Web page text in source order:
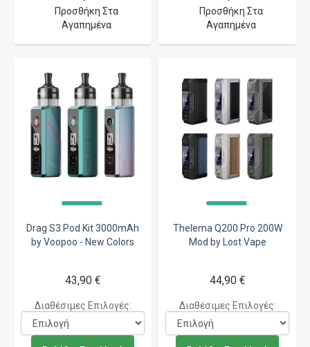
Προσθήκη Στα
Αγαπημένα
Προσθήκη Στα
Αγαπημένα
Drag S3 Pod Kit 3000mAh
by Voopoo - New Colors
43,90 €
Διαθέσιμες Επιλογές:
Thelema Q200 Pro 200W
Mod by Lost Vape
44,90 €
Διαθέσιμες Επιλογές: